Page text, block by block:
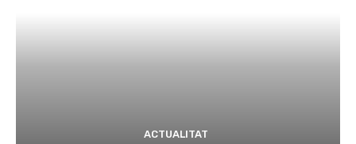
ACTUALITAT